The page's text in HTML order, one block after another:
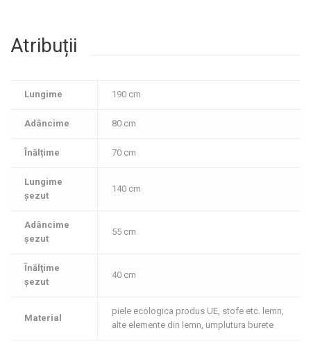
Atribuții
Lungime 190 cm
Adâncime 80 cm
Înălțime 70 cm
Lungime
șezut
140 cm
Adâncime
şezut
55 cm
Înălţime
şezut
40 cm
Material
piele ecologica produs UE, stofe etc. lemn,
alte elemente din lemn, umplutura burete